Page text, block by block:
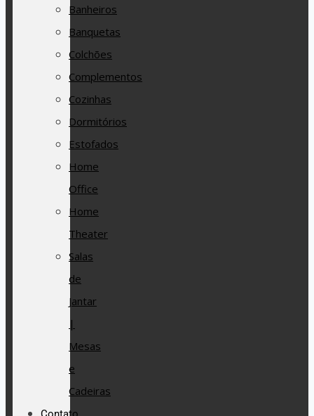
Banheiros
Banquetas
Colchões
Complementos
Cozinhas
Dormitórios
Estofados
Home
Office
Home
Theater
Salas
de
Jantar
|
Mesas
e
Cadeiras